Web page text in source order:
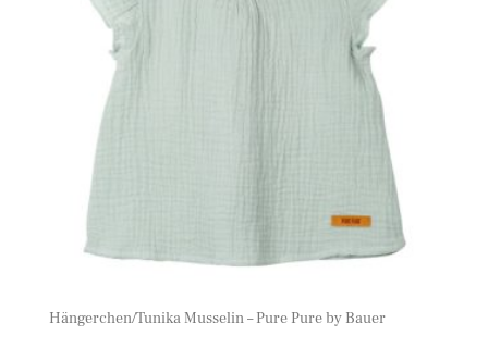
Hängerchen/Tunika Musselin – Pure Pure by Bauer